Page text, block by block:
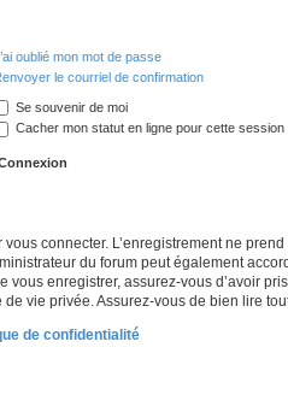
oublié mon mot de passe
le courriel de confirmation
Se souvenir de moi
Cacher mon statut en ligne pour cette session
connecter. L’enregistrement ne
du forum peut également
vous enregistrer, assurez-vous d’avoir
vie privée. Assurez-vous de bien lire
de confidentialité